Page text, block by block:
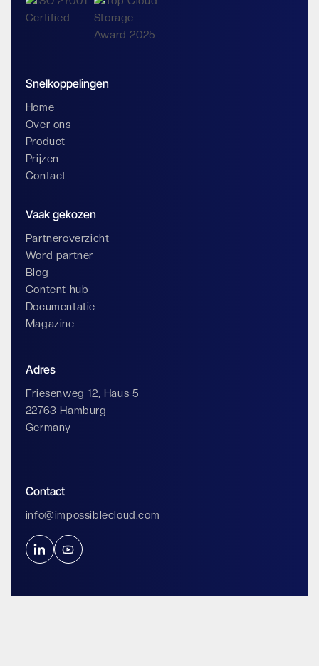
Snelkoppelingen
Home
Over ons
Product
Prijzen
Contact
Vaak gekozen
Partneroverzicht
Word partner
Blog
Content hub
Documentatie
Magazine
Adres
Friesenweg 12, Haus 5
22763 Hamburg
Germany
Contact
info@impossiblecloud.com